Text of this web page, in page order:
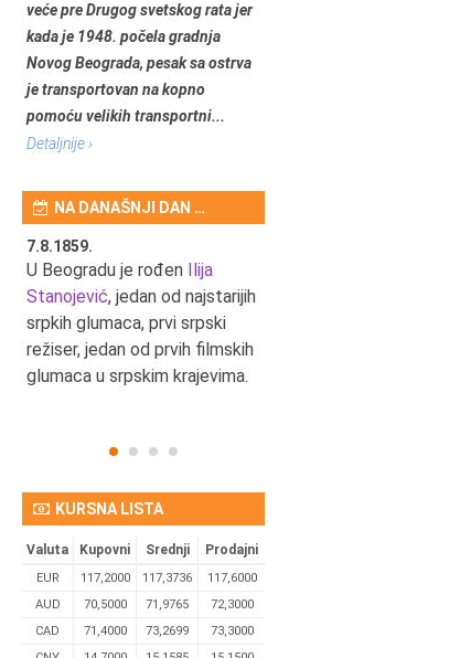
veće pre Drugog svetskog rata jer
kada je 1948. počela gradnja
Novog Beograda, pesak sa ostrva
je transportovan na kopno
pomoću velikih transportni...
Detaljnije ›
NA DANAŠNJI DAN …
7.8.1859.
U Beogradu je rođen Ilija
Stanojević, jedan od najstarijih
srpkih glumaca, prvi srpski
režiser, jedan od prvih filmskih
glumaca u srpskim krajevima.
KURSNA LISTA
Valuta Kupovni Srednji Prodajni
EUR 117,2000 117,3736
117,6000
AUD
70,5000 71,9765
72,3000
CAD
71,4000 73,2699
73,3000